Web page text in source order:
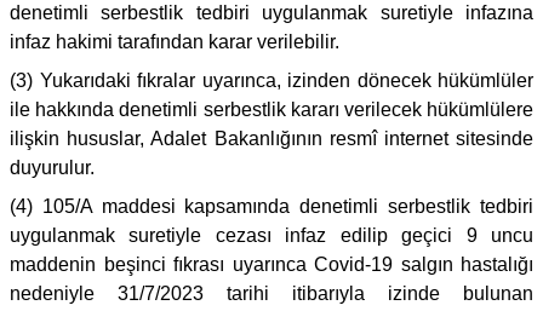
denetimli serbestlik tedbiri uygulanmak suretiyle infazına
infaz hakimi tarafından karar verilebilir.
(3) Yukarıdaki fıkralar uyarınca, izinden dönecek hükümlüler
ile hakkında denetimli serbestlik kararı verilecek hükümlülere
ilişkin hususlar, Adalet Bakanlığının resmî internet sitesinde
duyurulur.
(4) 105/A maddesi kapsamında denetimli serbestlik tedbiri
uygulanmak suretiyle cezası infaz edilip geçici 9 uncu
maddenin beşinci fıkrası uyarınca Covid-19 salgın hastalığı
nedeniyle 31/7/2023 tarihi itibarıyla izinde bulunan